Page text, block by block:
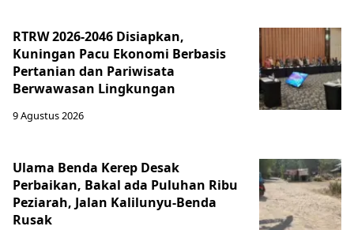
RTRW 2026-2046 Disiapkan,
Kuningan Pacu Ekonomi Berbasis
Pertanian dan Pariwisata
Berwawasan Lingkungan
9 Agustus 2026
Ulama Benda Kerep Desak
Perbaikan, Bakal ada Puluhan Ribu
Peziarah, Jalan Kalilunyu-Benda
Rusak